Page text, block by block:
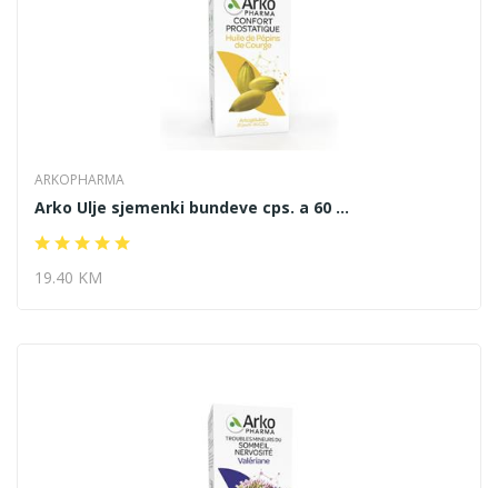
ARKOPHARMA
Arko Ulje sjemenki bundeve cps. a 60 ...
19.40 KM